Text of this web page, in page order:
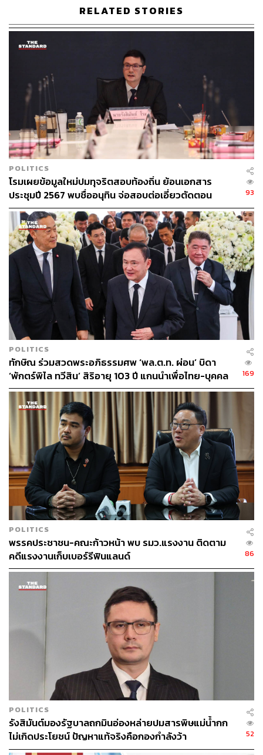
ถามว่าเป็นช่วงที่พรรคตกต่ำหรือเปล่า ผมคิดว่าเป็นเรื่อง
ธรรมดาของการต่อสู้ทางการเมือง ซึ่งมีการเปลี่ยนแปลง และ
ที่สำคัญคือ เราฝ่าวิกฤตเหล่านี้มาไม่รู้กี่ครั้ง การที่ถูก
รัฐประหาร ตามมาด้วยการยุบพรรค
หลังจากถูกยุบพรรคแล้ว ไม่ว่าการเลือกตั้งครั้งไหนเราก็
สามารถเป็นเสียงหลักได้ทุกครั้ง คนที่ไม่เชื่อมั่นแล้วออกไป
ไม่ประสบความสำเร็จก็ต้องกลับเข้ามาเสมอหลังเลือกตั้ง
แล้วหลังการรัฐประหารทุกครั้งจะมีการเขียนกติกาใหม่ เพื่อ
จำกัดความเติบโตของพรรคไทยรักไทย ซึ่งสืบทอดมาถึง
พรรคพลังประชาชนและพรรคเพื่อไทย เราฝ่ามาตั้งหลายครั้ง
นะครับ
เป็นพรรคที่มีนายกฯ แล้วถูกเอาออกจากตำแหน่ง
ตั้งแต่นายกฯ ทักษิณ ชินวัตร
นายกฯ สมัคร สุนทรเวช
นายกฯ สมชาย วงศ์สวัสดิ์
นายกฯ ยิ่งลักษณ์ ชินวัตร
นายกฯ เศรษฐา ทวีสิน
และนายกฯแพทองธาร ชินวัตร รวมนายกฯ ของพรรคเรา 6
คน
แปลว่า พรรคกระดูกแข็งขนาดไหน ยังมีคนเก่าแก่ดำรงอยู่
อาจจะมีผลัดเปลี่ยนกันบ้างผ่านการเลือกตั้ง ผ่านอะไรต่างๆ
เป็นเรื่องธรรมดามาก
ถ้าถามว่าวันนี้ตกต่ำหรือไม่ ผมคิดว่า เรากำลังอยู่ใน
ท่ามกลางสิ่งที่เราเรียกว่า เป็นผลพวงจากการรัฐประหารปี
2549 แล้วต่อมาจึงมีรัฐประหารปี 2557 เพื่อจำกัดการเติบโต
ฝ่ายอำนาจประชาชน โดยถือว่าตระกูลชินวัตร เป็นเป้าหมาย
สำคัญ
ผมกำลังจะบอกว่าขณะนี้เรากำลังสู้กับสิ่งที่บางคนเรียกว่า
“นิติสงคราม” บทเรียนของรัฐประหารปี 2549 นำมาสู่การ
รัฐประหารปี 2557 ที่เขาบอกว่าปี 2549 ยังไม่สะเด็ดน้ำ หรือ
ทำแล้วเสียของ
ดังนั้น ปี 2557 จึงมีการครองอำนาจกันยาว และต้องร่าง
กติกาใหม่ ซึ่งไปปรากฏอยู่ในรัฐธรรมนูญปี 2560 ซึ่งให้
อำนาจของกลไกต่างๆ ที่ไม่ยึดโยงกับประชาชน มีอำนาจ
เหนือในเรื่องนี้ และปัจจุบันนี้ใช้ครอบคลุมอย่างกว้าง
ล่าสุด มีการนำเรื่องจริยธรรมมามีอำนาจเหนือกว่าอำนาจ
ทางกฎหมาย ทั้งที่จริยธรรมเป็นเรื่อง subjective เป็นเรื่อง
วินิจฉัยเจตนาต่างๆ ไม่ใช่เรื่องตัวบทกฎหมายโดยแท้ เป็นการ
ใช้ดุลยพินิจนอกเหนือจากกติกาที่กำหนดเป็นลายลักษณ์
อักษร
เรื่องเหล่านี้ ตอนที่ร่างในรัฐธรรมนูญปี 2560 เลขากฤษฎีกา
คนปัจจุบันเคยบอกว่า เรื่องเหล่านี้เป็นเครื่องมือทางการเมือง
RELATED STORIES
POLITICS
โรมเผยข้อมูลใหม่ปมทุจริตสอบท้องถิ่น ย้อนเอกสาร
ประชุมปี 2567 พบชื่ออนุทิน จ่อสอบต่อเอี่ยวตัดตอน
ม.บูรพา หรือไม่
93
POLITICS
ทักษิณ ร่วมสวดพระอภิธรรมศพ ‘พล.ต.ท. ผ่อน’ บิดา
‘พักตร์พิไล ทวีสิน’ สิริอายุ 103 ปี แกนนำเพื่อไทย-บุคคล
หลากวงการร่วมอาลัย
169
POLITICS
พรรคประชาชน-คณะก้าวหน้า พบ รมว.แรงงาน ติดตาม
คดีแรงงานเก็บเบอร์รีฟินแลนด์
86
POLITICS
รังสิมันต์มองรัฐบาลถกมินอ่องหล่ายปมสารพิษแม่น้ำกก
ไม่เกิดประโยชน์ ปัญหาแท้จริงคือกองกำลังว้า
52